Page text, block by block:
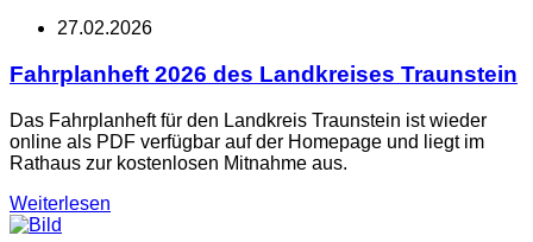
27.02.2026
Fahrplanheft 2026 des Landkreises Traunstein
Das Fahrplanheft für den Landkreis Traunstein ist wieder
online als PDF verfügbar auf der Homepage und liegt im
Rathaus zur kostenlosen Mitnahme aus.
Weiterlesen